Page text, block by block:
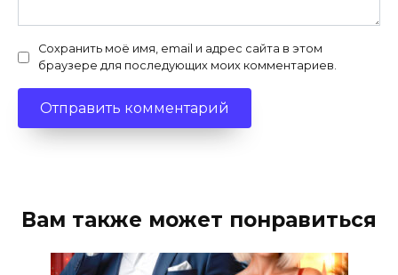
Сохранить моё имя, email и адрес сайта в этом
браузере для последующих моих комментариев.
Вам также может понравиться